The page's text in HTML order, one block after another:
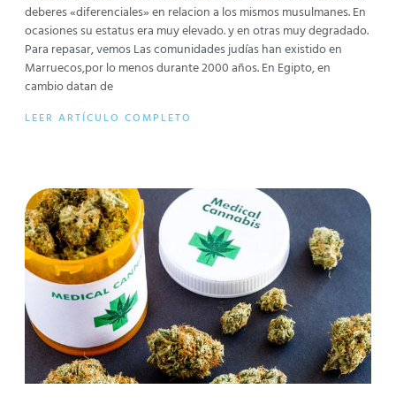
deberes «diferenciales» en relacion a los mismos musulmanes. En
ocasiones su estatus era muy elevado. y en otras muy degradado.
Para repasar, vemos Las comunidades judías han existido en
Marruecos,por lo menos durante 2000 años. En Egipto, en
cambio datan de
LEER ARTÍCULO COMPLETO